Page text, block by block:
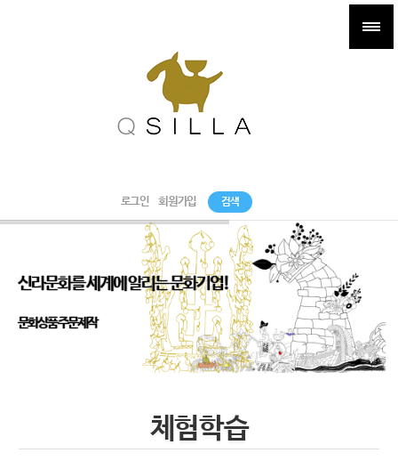
로그인 회원가입 검색
신라문화를 세계에 알리는 문화기업!
문화상품 주문제작
체험학습